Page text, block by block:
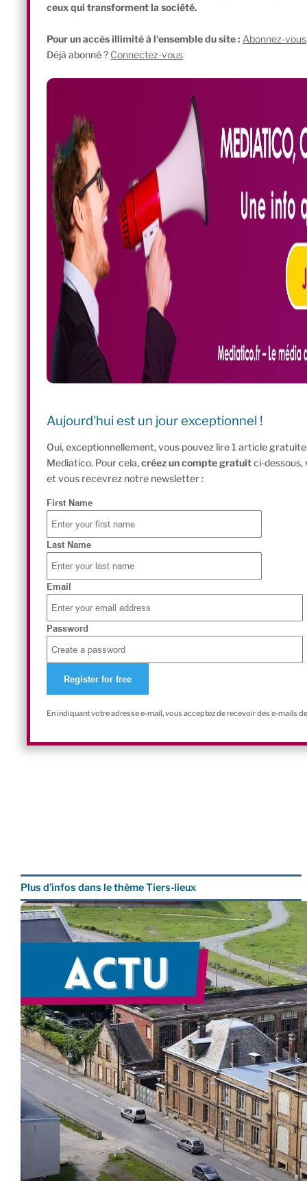
ceux qui transforment la société.
Pour un accès illimité à l'ensemble du site : Abonnez-vous
Déjà abonné ? Connectez-vous
Aujourd'hui est un jour exceptionnel !
Oui, exceptionnellement, vous pouvez lire 1 article
Mediatico. Pour cela,créez un compte gratuitci-dessous,
et vous recevrez notre newsletter :
First Name
Last Name
Email
Password
En indiquant votre adresse e-mail, vous acceptez de recevoir des e-mails
Plus d’infos dans le thème Tiers-lieux